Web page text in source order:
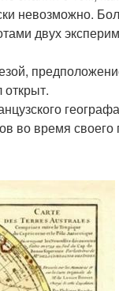
невозможно.
двух
во время